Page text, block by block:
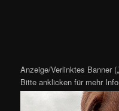
Anzeige/Verlinktes Banner
Bitte anklicken für mehr